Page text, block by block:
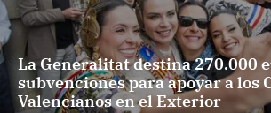
La Generalitat destina 270.000
subvenciones para apoyar a los
Valencianos en el Exterior